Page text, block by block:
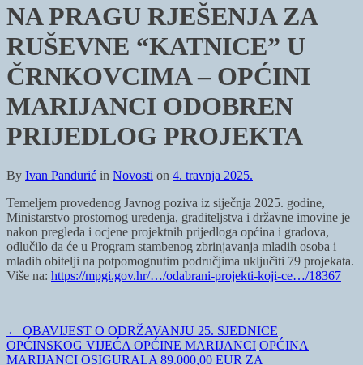
NA PRAGU RJEŠENJA ZA
RUŠEVNE “KATNICE” U
ČRNKOVCIMA – OPĆINI
MARIJANCI ODOBREN
PRIJEDLOG PROJEKTA
By Ivan Pandurić in Novosti on 4. travnja 2025.
Temeljem provedenog Javnog poziva iz siječnja 2025. godine,
Ministarstvo prostornog uređenja, graditeljstva i državne imovine je
nakon pregleda i ocjene projektnih prijedloga općina i gradova,
odlučilo da će u Program stambenog zbrinjavanja mladih osoba i
mladih obitelji na potpomognutim područjima uključiti 79 projekata.
Više na: https://mpgi.gov.hr/…/odabrani-projekti-koji-ce…/18367
← OBAVIJEST O ODRŽAVANJU 25. SJEDNICE
OPĆINSKOG VIJEĆA OPĆINE MARIJANCI OPĆINA
MARIJANCI OSIGURALA 89.000,00 EUR ZA